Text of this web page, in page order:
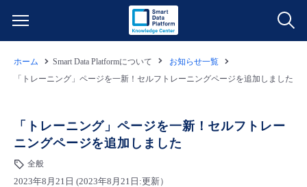
クラウド/サーバー
ネットワーク
データ利活用
クラウド/サーバー
料金情報
料金シミュレーター
ホーム Smart Data Platformについて
お知らせ一覧
「トレーニング」ページを一新！セルフトレーニングページを追加しました
「トレーニング」ページを一新！セルフトレー
ニングページを追加しました
全般
2023年8月21日 (2023年8月21日:更新）